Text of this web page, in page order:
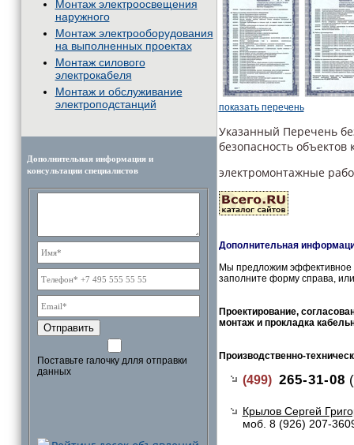
Монтаж электроосвещения
наружного
Монтаж электрооборудования
на выполненных проектах
Монтаж силового
электрокабеля
Монтаж и обслуживание
электроподстанций
Дополнительная информация и
консультации специалистов
Отправить
Поставьте галочку длля отправки
данных
показать перечень
Указанный Перечень
безопасность
электромонтажные
Дополнительная
Мы предложим эффективное
заполните форму справа,
Проектирование,
монтаж и прокладка
Производственно-
(499) 265-31-08
Крылов Сергей
моб. 8 (926) 207-